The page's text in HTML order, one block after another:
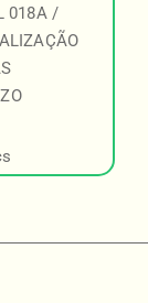
018A /